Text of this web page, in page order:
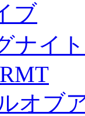
ブ
ナイ
オブ